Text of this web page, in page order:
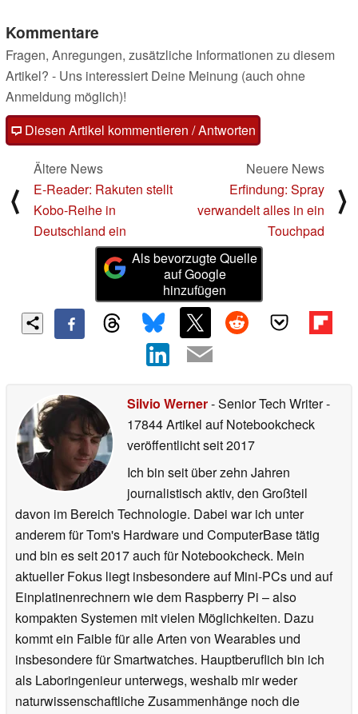
Kommentare
Fragen, Anregungen, zusätzliche Informationen zu diesem
Artikel? - Uns interessiert Deine Meinung (auch ohne
Anmeldung möglich)!
Diesen Artikel kommentieren / Antworten
⟨
Ältere News
E-Reader: Rakuten stellt
Kobo-Reihe in
Deutschland ein
Neuere News
Erfindung: Spray
verwandelt alles in ein
Touchpad
⟩
Als bevorzugte Quelle
auf Google
hinzufügen
Silvio Werner- Senior Tech Writer-
17844 Artikel auf Notebookcheck
veröffentlichtseit 2017
Ich bin seit über zehn Jahren
journalistisch aktiv, den Großteil
davon im Bereich Technologie. Dabei war ich unter
anderem für Tom's Hardware und ComputerBase tätig
und bin es seit 2017 auch für Notebookcheck. Mein
aktueller Fokus liegt insbesondere auf Mini-PCs und auf
Einplatinenrechnern wie dem Raspberry Pi – also
kompakten Systemen mit vielen Möglichkeiten. Dazu
kommt ein Faible für alle Arten von Wearables und
insbesondere für Smartwatches. Hauptberuflich bin ich
als Laboringenieur unterwegs, weshalb mir weder
naturwissenschaftliche Zusammenhänge noch die